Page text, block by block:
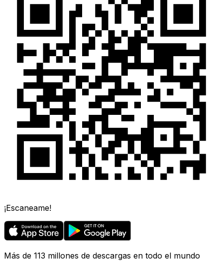
¡Escaneame!
Más de 113 millones de descargas en todo el mundo